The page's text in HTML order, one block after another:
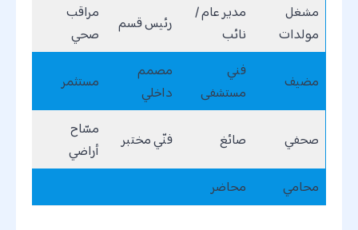
مشغل
مولدات
مدير عام /
نائب
رئيس قسم
مراقب
صحي
مضيف
فني
مستشفى
مصمم
داخلي
مستثمر
صحفي صائغ فنّي مختبر
مسّاح
أراضي
محامي
محاضر